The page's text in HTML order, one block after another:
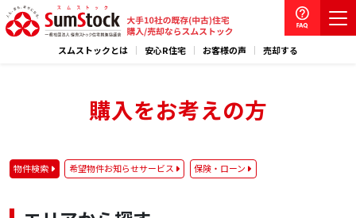
スムストックとは 安心R住宅 お客様の声 売却する
購入をお考えの方
物件検索 希望物件お知らせサービス 保険・ローン